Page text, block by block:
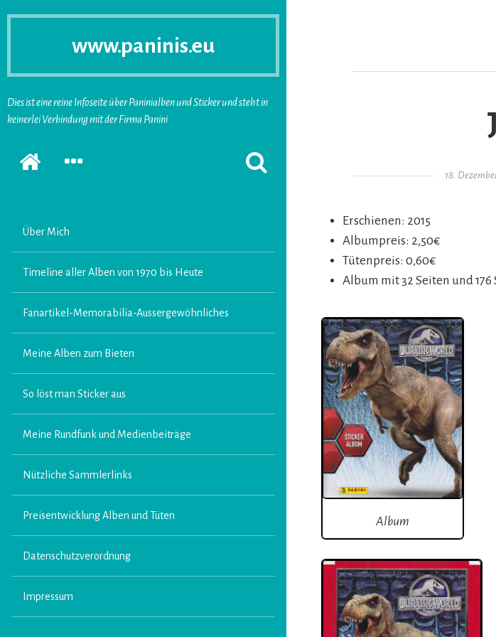
www.paninis.eu
Dies ist eine reine Infoseite über Paninialben und Sticker und steht in
keinerlei Verbindung mit der Firma Panini
Startseite
SEKUNDÄRE
SUCHFORMULAR
ERSCHEINEN
Über Mich
Timeline aller Alben von 1970 bis Heute
Fanartikel-Memorabilia-Aussergewöhnliches
Meine Alben zum Bieten
So löst man Sticker aus
Meine Rundfunk und Medienbeiträge
Nützliche Sammlerlinks
Preisentwicklung Alben und Tüten
Datenschutzverordnung
Impressum
Gepostet am
18.
Erschienen: 2015
Albumpreis: 2,50€
Tütenpreis: 0,60€
Album mit 32 Seiten und 176
Album